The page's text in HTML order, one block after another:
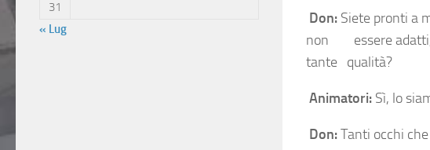
Don: Siete pronti a
non essere adatti,
tante qualità?
Animatori: Sì, lo
Don:Tanti occhi
31
« Lug